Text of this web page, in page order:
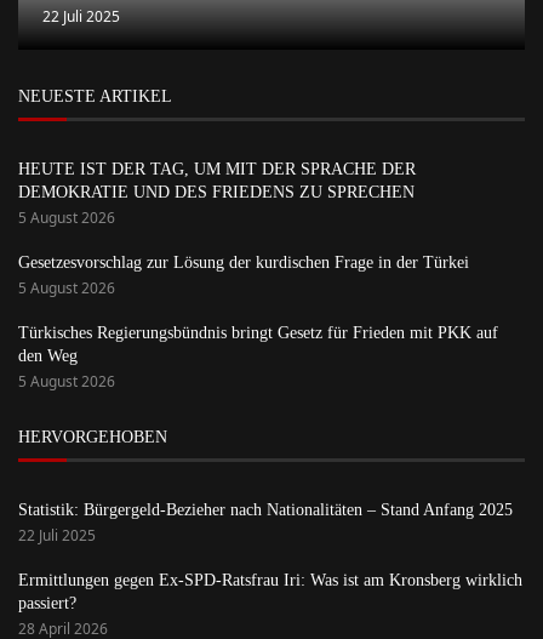
22 Juli 2025
NEUESTE ARTIKEL
HEUTE IST DER TAG, UM MIT DER SPRACHE DER
DEMOKRATIE UND DES FRIEDENS ZU SPRECHEN
5 August 2026
Gesetzesvorschlag zur Lösung der kurdischen Frage in der Türkei
5 August 2026
Türkisches Regierungsbündnis bringt Gesetz für Frieden mit PKK auf
den Weg
5 August 2026
HERVORGEHOBEN
Statistik: Bürgergeld-Bezieher nach Nationalitäten – Stand Anfang 2025
22 Juli 2025
Ermittlungen gegen Ex-SPD-Ratsfrau Iri: Was ist am Kronsberg wirklich
passiert?
28 April 2026